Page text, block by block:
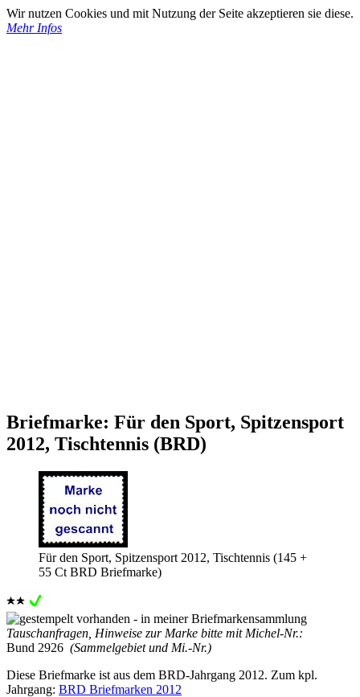
Wir nutzen Cookies und mit Nutzung der Seite akzeptieren sie diese.
Mehr Infos
Briefmarke: Für den Sport, Spitzensport
2012, Tischtennis (BRD)
Für den Sport, Spitzensport 2012, Tischtennis (145 +
55 Ct BRD Briefmarke)
Tauschanfragen, Hinweise zur Marke bitte mit Michel-Nr.:
Bund 2926 (Sammelgebiet und Mi.-Nr.)
Diese Briefmarke ist aus dem BRD-Jahrgang 2012. Zum kpl.
Jahrgang: BRD Briefmarken 2012